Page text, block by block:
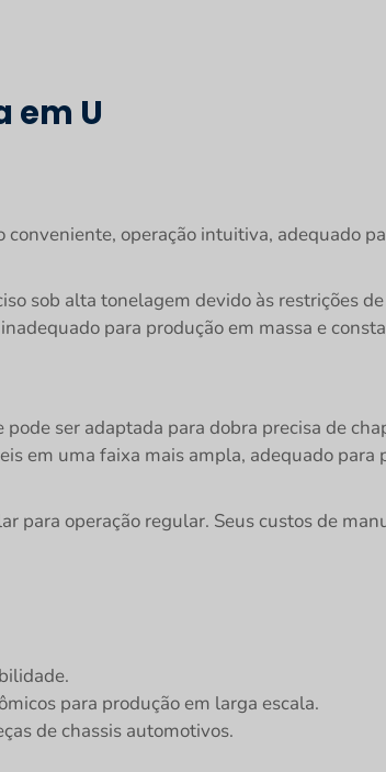
em U
operação intuitiva, adequado
sob alta tonelagem devido às restrições
para produção em massa e
ser adaptada para dobra precisa de
em uma faixa mais ampla, adequado
para operação regular. Seus custos de
para produção em larga escala.
de chassis automotivos.